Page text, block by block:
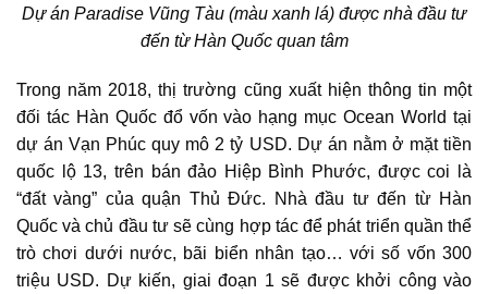
Dự án Paradise Vũng Tàu (màu xanh lá) được nhà đầu tư
đến từ Hàn Quốc quan tâm
Trong năm 2018, thị trường cũng xuất hiện thông tin một
đối tác Hàn Quốc đổ vốn vào hạng mục Ocean World tại
dự án Vạn Phúc quy mô 2 tỷ USD. Dự án nằm ở mặt tiền
quốc lộ 13, trên bán đảo Hiệp Bình Phước, được coi là
“đất vàng” của quận Thủ Đức. Nhà đầu tư đến từ Hàn
Quốc và chủ đầu tư sẽ cùng hợp tác để phát triển quần thể
trò chơi dưới nước, bãi biển nhân tạo… với số vốn 300
triệu USD. Dự kiến, giai đoạn 1 sẽ được khởi công vào